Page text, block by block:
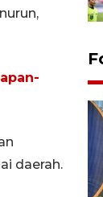
daerah.